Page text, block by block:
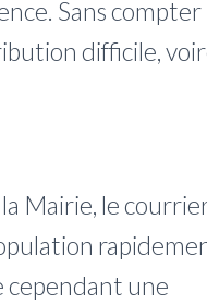
Sans compter
difficile,
Mairie, le
cependant une